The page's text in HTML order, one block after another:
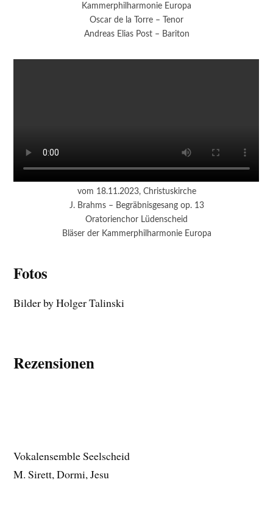
Kammerphilharmonie Europa
Oscar de la Torre – Tenor
Andreas Elias Post – Bariton
vom 18.11.2023, Christuskirche
J. Brahms – Begräbnisgesang op. 13
Oratorienchor Lüdenscheid
Bläser der Kammerphilharmonie Europa
Fotos
Bilder by Holger Talinski
Rezensionen
Vokalensemble Seelscheid
M. Sirett, Dormi, Jesu